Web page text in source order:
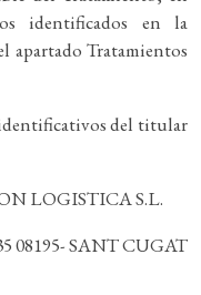
identificados en la
apartado Tratamientos
del titular
LOGISTICA S.L.
08195- SANT CUGAT